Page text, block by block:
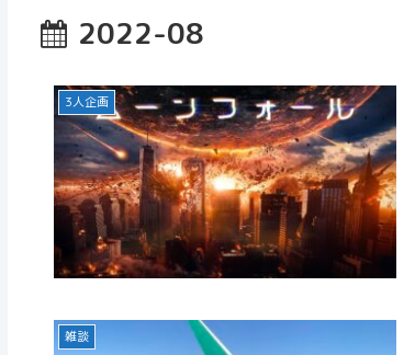
2022-08
3人企画
雑談